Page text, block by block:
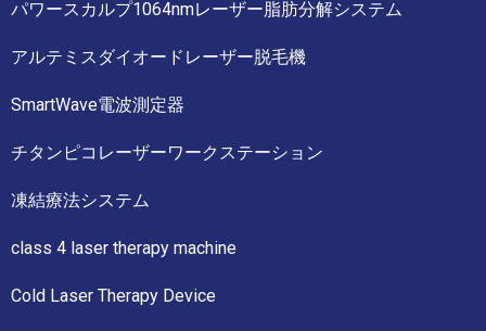
パワースカルプ1064nmレーザー脂肪分解システム
アルテミスダイオードレーザー脱毛機
SmartWave電波測定器
チタンピコレーザーワークステーション
凍結療法システム
class 4 laser therapy machine
Cold Laser Therapy Device